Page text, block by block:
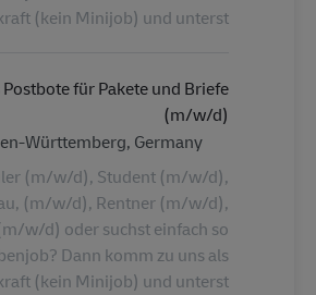
(kein Minijob) und unterst...
für Pakete und Briefe
(m/w/d)
الموقع
Württemberg, Germany
(m/w/d), Student (m/w/d),
(m/w/d), Rentner (m/w/d),
w/d) oder suchst einfach so
Dann komm zu uns als
(kein Minijob) und unterst...